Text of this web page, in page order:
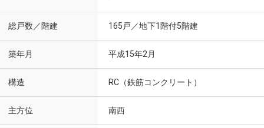
総戸数／階建 165戸／地下1階付5階建
築年月 平成15年2月
構造 RC（鉄筋コンクリート）
主方位 南西